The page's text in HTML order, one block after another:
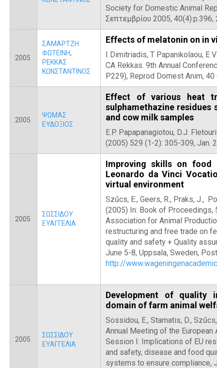
Society for Domestic Animal
Σεπτεμβρίου 2005, 40(4):p.396,
2005
ΣΑΜΑΡΤΖΗ
ΦΩΤΕΙΝΗ,
ΡΕΚΚΑΣ
ΚΩΝΣΤΑΝΤΙΝΟΣ
Effects of melatonin on in
I Dimitriadis, T Papanikolaou, E
CA Rekkas. 9th Annual
P229), Reprod Domest Anim, 40
2005
ΨΩΜΑΣ
ΕΥΔΟΞΙΟΣ
Effect of various heat
sulphamethazine
and cow milk samples
E.P. Papapanagiotou, D.J.
(2005) 529 (1-2): 305-309, Jan.
2005
ΣΩΣΣΙΔΟΥ
ΕΥΑΓΓΕΛΙΑ
Improving skills on food
Leonardo da Vinci
virtual environment
Szűcs, E., Geers, R., Praks, J.,
(2005) In: Book of Proceedings,
Association for Animal
restructuring and free trade on
quality and safety + Quality
June 5-8, Uppsala, Sweden,
http://
2005
ΣΩΣΣΙΔΟΥ
ΕΥΑΓΓΕΛΙΑ
Development of quality
domain of farm animal
Sossidou, E., Stamatis, D.,
Annual Meeting of the
Session I: Implications of EU
and safety, disease and food
systems to ensure compliance,